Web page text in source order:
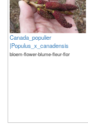
Canada_populier
|Populus_x_canadensis
bloem-flower-blume-fleur-flor